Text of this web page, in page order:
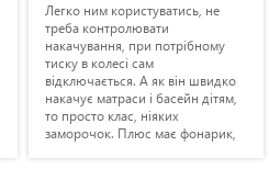
Легко ним користуватись, не
треба контролювати
накачування, при потрібному
тиску в колесі сам
відключається. А як він швидко
накачує матраси і басейн дітям,
то просто клас, ніяких
заморочок. Плюс має фонарик,